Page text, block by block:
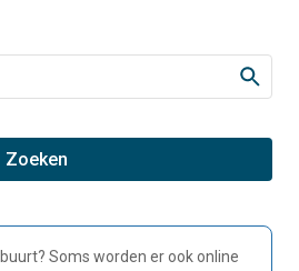
Soms worden er ook online